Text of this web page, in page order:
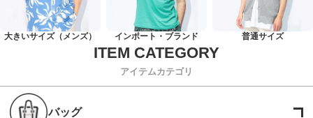
大きいサイズ（メンズ） インポート・ブランド 普通サイズ
アイテムカテゴリ
バッグ